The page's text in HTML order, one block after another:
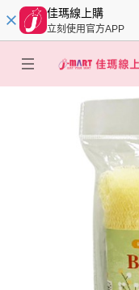
佳瑪線上購
立刻使用官方APP